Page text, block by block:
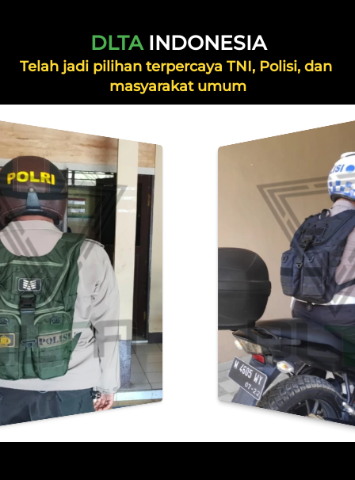
DLTA INDONESIA
Telah jadi pilihan terpercaya TNI, Polisi, dan
masyarakat umum